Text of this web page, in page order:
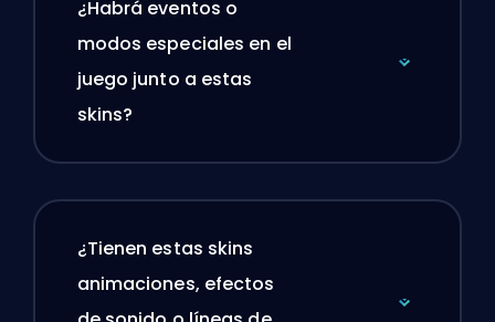
¿Habrá eventos o
modos especiales en el
juego junto a estas
skins?
¿Tienen estas skins
animaciones, efectos